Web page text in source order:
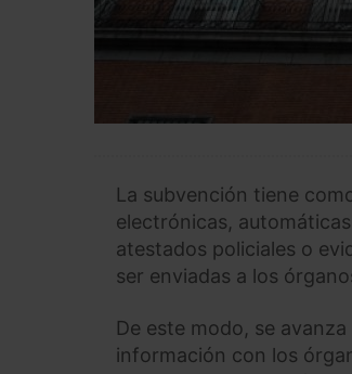
La subvención tiene
electrónicas,
atestados policiales o
ser enviadas a los
De este modo, se
información con los